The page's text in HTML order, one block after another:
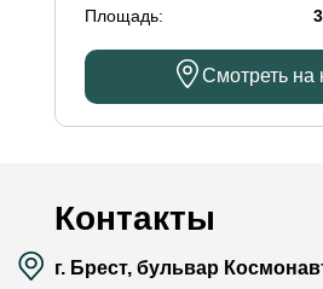
Площадь:
Смотреть на
Контакты
г. Брест, бульвар